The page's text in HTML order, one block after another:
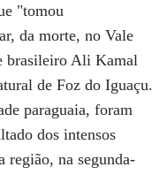
"tomou
da morte, no Vale
brasileiro Ali Kamal
de Foz do Iguaçu.
paraguaia, foram
dos intensos
região, na segunda-